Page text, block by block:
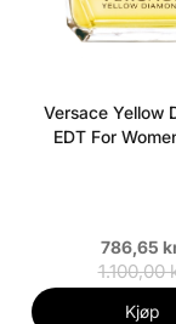
Versace Yellow
EDT For
786,65
1.100,00
Kjøp